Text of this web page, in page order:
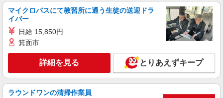
時給1500円〜1700円（経験・能力による） ※
残業代支給 ★交通費全額支給 ゜+゜・。○。・゜
+゜・。○。・゜+゜ 入社祝い金10万円支給(規定
愛知県名古屋市港区の家電量販店
紹介予定派遣
株式会社シエロ
人気機種に詳しくなれる携帯販売
マイクロバスにて教習所に通う生徒の送迎ドラ
イバー
日給 15,850円
箕面市
詳細を見る とりあえずキープ
ラウンドワンの清掃作業員